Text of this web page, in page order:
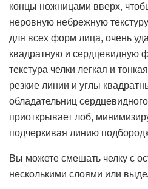
концы ножницами вверх,
неровную небрежную
для всех форм лица, очень
квадратную и сердцевидную
текстура челки легкая и
резкие линии и углы
обладательниц
приоткрывает лоб,
подчеркивая линию
Вы можете смешать челку с
несколькими слоями или